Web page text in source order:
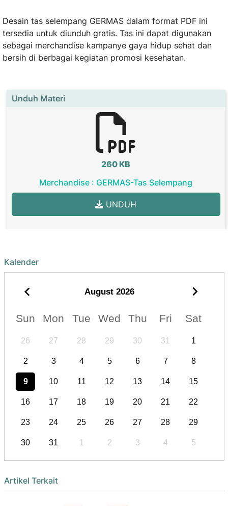
Desain tas selempang GERMAS dalam format PDF ini
tersedia untuk diunduh gratis. Tas ini dapat digunakan
sebagai merchandise kampanye gaya hidup sehat dan
bersih di berbagai kegiatan promosi kesehatan.
Unduh Materi
260 KB
Merchandise : GERMAS-Tas Selempang
UNDUH
Kalender
August 2026
Sun Mon Tue Wed Thu Fri Sat
26 27 28 29 30 31 1
2 3 4 5 6 7 8
9 10 11 12 13 14 15
16 17 18 19 20 21 22
23 24 25 26 27 28 29
30 31 1 2 3 4 5
Artikel Terkait